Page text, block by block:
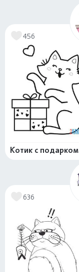
456
Котик с подарком
636